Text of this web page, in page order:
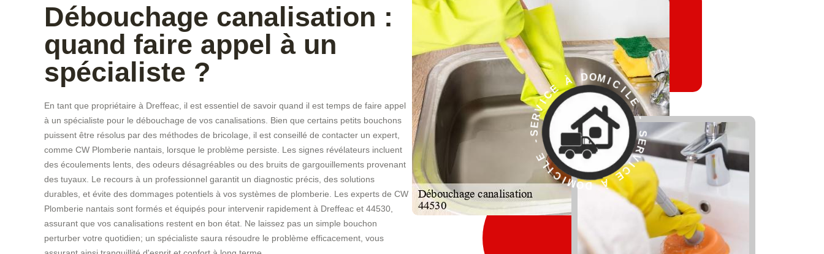
Débouchage canalisation :
quand faire appel à un
spécialiste ?
En tant que propriétaire à Dreffeac, il est essentiel de savoir quand il est temps de faire appel
à un spécialiste pour le débouchage de vos canalisations. Bien que certains petits bouchons
puissent être résolus par des méthodes de bricolage, il est conseillé de contacter un expert,
comme CW Plomberie nantais, lorsque le problème persiste. Les signes révélateurs incluent
des écoulements lents, des odeurs désagréables ou des bruits de gargouillements provenant
des tuyaux. Le recours à un professionnel garantit un diagnostic précis, des solutions
durables, et évite des dommages potentiels à vos systèmes de plomberie. Les experts de CW
Plomberie nantais sont formés et équipés pour intervenir rapidement à Dreffeac et 44530,
assurant que vos canalisations restent en bon état. Ne laissez pas un simple bouchon
perturber votre quotidien; un spécialiste saura résoudre le problème efficacement, vous
S
E
R
V
C
E
À
D
OM ICI LE -
SE
R
V
I
E
À
D
O
M
I
C
I
L
E
-